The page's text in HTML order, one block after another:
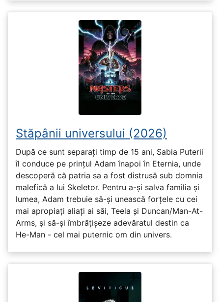
Stăpânii universului (2026)
După ce sunt separați timp de 15 ani, Sabia Puterii
îl conduce pe prințul Adam înapoi în Eternia, unde
descoperă că patria sa a fost distrusă sub domnia
malefică a lui Skeletor. Pentru a-și salva familia și
lumea, Adam trebuie să-și unească forțele cu cei
mai apropiați aliați ai săi, Teela și Duncan/Man-At-
Arms, și să-și îmbrățișeze adevăratul destin ca
He-Man - cel mai puternic om din univers.